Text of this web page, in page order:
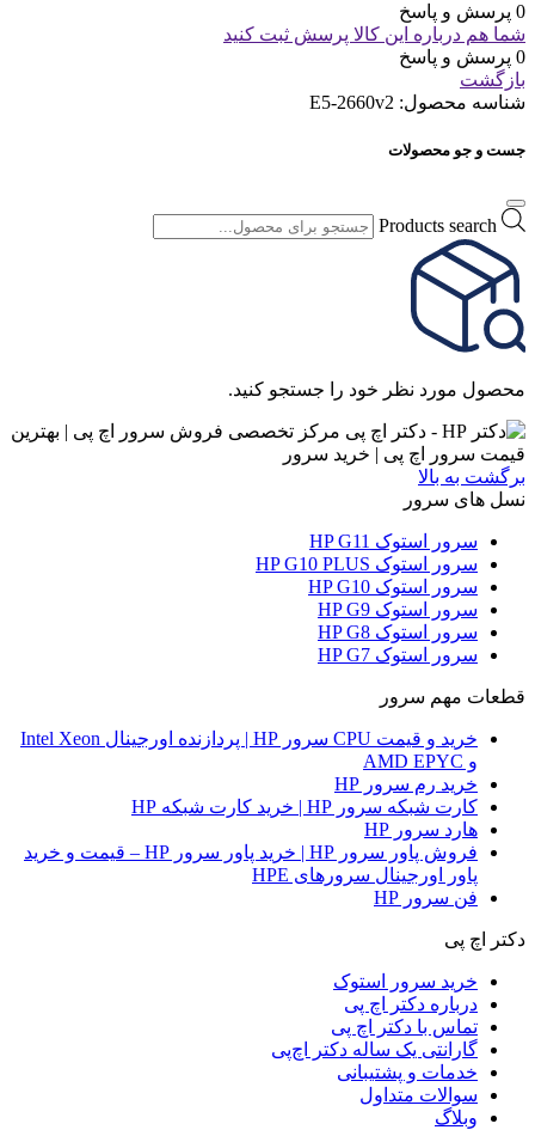
0 پرسش و پاسخ
شما هم درباره این کالا پرسش ثبت کنید
0 پرسش و پاسخ
بازگشت
شناسه محصول: E5-2660v2
جست و جو محصولات
Products search
محصول مورد نظر خود را جستجو کنید.
برگشت به بالا
نسل های سرور
سرور استوک HP G11
سرور استوک HP G10 PLUS
سرور استوک HP G10
سرور استوک HP G9
سرور استوک HP G8
سرور استوک HP G7
قطعات مهم سرور
خرید و قیمت CPU سرور HP | پردازنده اورجینال Intel Xeon
و AMD EPYC
خرید رم سرور HP
کارت شبکه سرور HP | خرید کارت شبکه HP
هارد سرور HP
فروش پاور سرور HP | خرید پاور سرور HP – قیمت و خرید
پاور اورجینال سرورهای HPE
فن سرور HP
دکتر اچ پی
خرید سرور استوک
درباره دکتر اچ پی
تماس با دکتر اچ پی
گارانتی یک ساله دکتر اچ‌پی
خدمات و پشتیبانی
سوالات متداول
وبلاگ